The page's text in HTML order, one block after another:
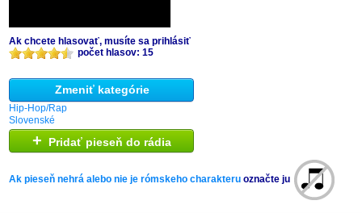
Ak chcete hlasovať, musíte sa prihlásiť
počet hlasov: 15
Zmeniť kategórie
Hip-Hop/Rap
Slovenské
+ Pridať pieseň do rádia
Ak pieseň nehrá alebo nie je rómskeho charakteru označte ju